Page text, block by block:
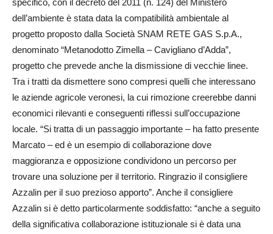
specifico, con il decreto del 2011 (n. 124) del Ministero
dell’ambiente è stata data la compatibilità ambientale al
progetto proposto dalla Società SNAM RETE GAS S.p.A.,
denominato “Metanodotto Zi­mella – Cavigliano d’Adda”,
progetto che prevede anche la dismissione di vecchie linee.
Tra i tratti da dismettere sono compresi quelli che interessano
le aziende agricole veronesi, la cui rimozione creerebbe danni
economici rilevanti e conseguenti riflessi sull’occupazione
locale. “Si tratta di un passaggio importante – ha fatto presente
Marcato – ed è un esempio di collaborazione dove
maggioranza e opposizione condividono un percorso per
trovare una soluzione per il territorio. Ringrazio il consigliere
Azzalin per il suo prezioso apporto”. Anche il consigliere
Azzalin si è detto particolarmente soddisfatto: “anche a seguito
della significativa collaborazione istituzionale si è data una